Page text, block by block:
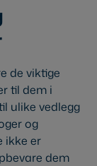
de viktige
til dem i
ulike vedlegg
og
ikke er
dem